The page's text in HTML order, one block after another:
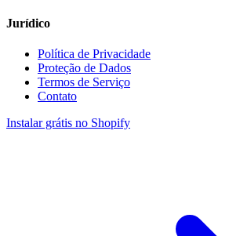
Jurídico
Política de Privacidade
Proteção de Dados
Termos de Serviço
Contato
Instalar grátis no Shopify